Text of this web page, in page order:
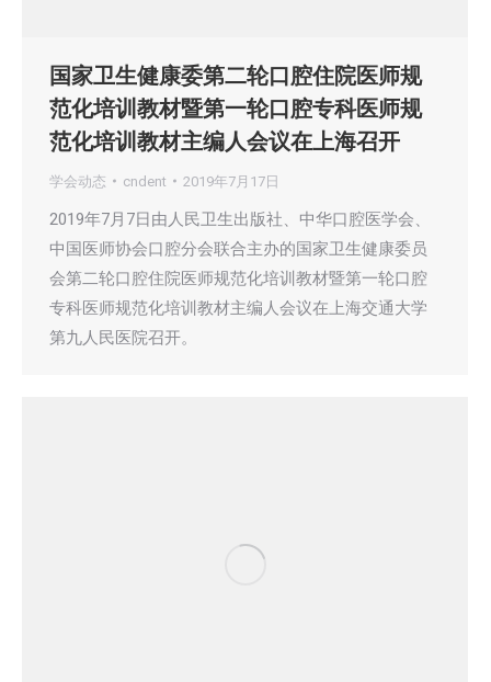
国家卫生健康委第二轮口腔住院医师规
范化培训教材暨第一轮口腔专科医师规
范化培训教材主编人会议在上海召开
学会动态 cndent 2019年7月17日
2019年7月7日由人民卫生出版社、中华口腔医学会、
中国医师协会口腔分会联合主办的国家卫生健康委员
会第二轮口腔住院医师规范化培训教材暨第一轮口腔
专科医师规范化培训教材主编人会议在上海交通大学
第九人民医院召开。